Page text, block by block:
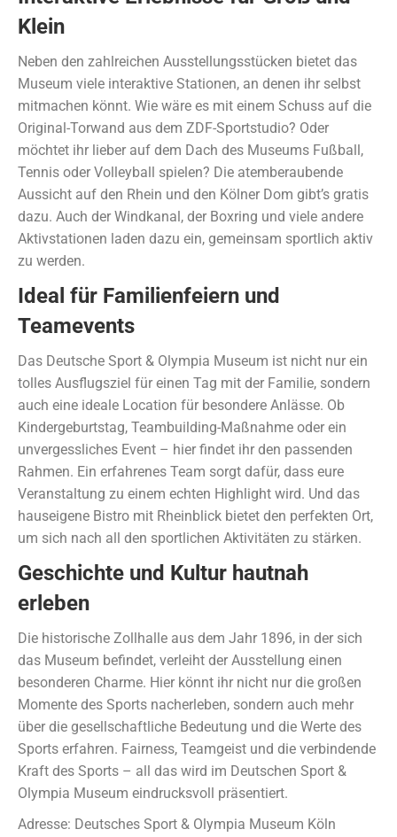
Klein
Neben den zahlreichen Ausstellungsstücken bietet das
Museum viele interaktive Stationen, an denen ihr selbst
mitmachen könnt. Wie wäre es mit einem Schuss auf die
Original-Torwand aus dem ZDF-Sportstudio? Oder
möchtet ihr lieber auf dem Dach des Museums Fußball,
Tennis oder Volleyball spielen? Die atemberaubende
Aussicht auf den Rhein und den Kölner Dom gibt’s gratis
dazu. Auch der Windkanal, der Boxring und viele andere
Aktivstationen laden dazu ein, gemeinsam sportlich aktiv
zu werden.
Ideal für Familienfeiern und
Teamevents
Das Deutsche Sport & Olympia Museum ist nicht nur ein
tolles Ausflugsziel für einen Tag mit der Familie, sondern
auch eine ideale Location für besondere Anlässe. Ob
Kindergeburtstag, Teambuilding-Maßnahme oder ein
unvergessliches Event – hier findet ihr den passenden
Rahmen. Ein erfahrenes Team sorgt dafür, dass eure
Veranstaltung zu einem echten Highlight wird. Und das
hauseigene Bistro mit Rheinblick bietet den perfekten Ort,
um sich nach all den sportlichen Aktivitäten zu stärken.
Geschichte und Kultur hautnah
erleben
Die historische Zollhalle aus dem Jahr 1896, in der sich
das Museum befindet, verleiht der Ausstellung einen
besonderen Charme. Hier könnt ihr nicht nur die großen
Momente des Sports nacherleben, sondern auch mehr
über die gesellschaftliche Bedeutung und die Werte des
Sports erfahren. Fairness, Teamgeist und die verbindende
Kraft des Sports – all das wird im Deutschen Sport &
Olympia Museum eindrucksvoll präsentiert.
Adresse: Deutsches Sport & Olympia Museum Köln